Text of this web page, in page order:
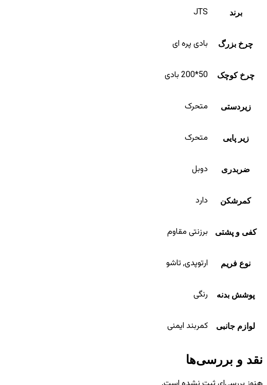
برند JTS
چرخ بزرگ بادی پره ای
چرخ کوچک 50*200 بادی
زیردستی متحرک
زیر پایی متحرک
ضربدری دوبل
کمرشکن دارد
کفی و پشتی برزنتی مقاوم
نوع فریم ارتوپدی, تاشو
پوشش بدنه رنگی
لوازم جانبی کمربند ایمنی
نقد و بررسی‌ها